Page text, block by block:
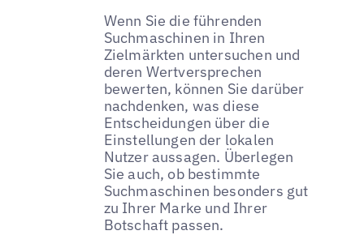
Wenn Sie die führenden
Suchmaschinen in Ihren
Zielmärkten untersuchen und
deren Wertversprechen
bewerten, können Sie darüber
nachdenken, was diese
Entscheidungen über die
Einstellungen der lokalen
Nutzer aussagen. Überlegen
Sie auch, ob bestimmte
Suchmaschinen besonders gut
zu Ihrer Marke und Ihrer
Botschaft passen.